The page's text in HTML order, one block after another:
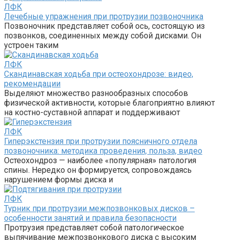
ЛФК
Лечебные упражнения при протрузии позвоночника
Позвоночник представляет собой ось, состоящую из
позвонков, соединенных между собой дисками. Он
устроен таким
ЛФК
Скандинавская ходьба при остеохондрозе: видео,
рекомендации
Выделяют множество разнообразных способов
физической активности, которые благоприятно влияют
на костно-суставной аппарат и поддерживают
ЛФК
Гиперэкстензия при протрузии поясничного отдела
позвоночника: методика проведения, польза, видео
Остеохондроз — наиболее «популярная» патология
спины. Нередко он формируется, сопровождаясь
нарушением формы диска и
ЛФК
Турник при протрузии межпозвонковых дисков –
особенности занятий и правила безопасности
Протрузия представляет собой патологическое
выпячивание межпозвонкового диска с высоким